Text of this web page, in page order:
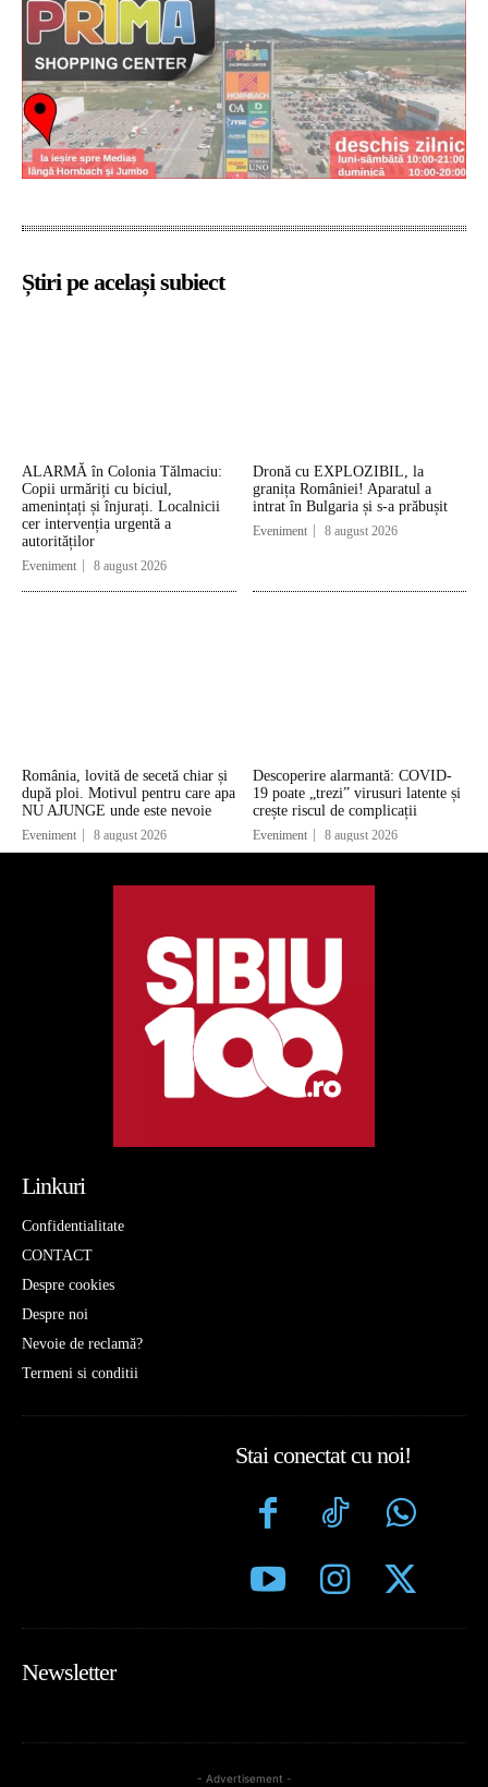
Știri pe același subiect
ALARMĂ în Colonia Tălmaciu:
Copii urmăriți cu biciul,
amenințați și înjurați. Localnicii
cer intervenția urgentă a
autorităților
Eveniment 8 august 2026
Dronă cu EXPLOZIBIL, la
granița României! Aparatul a
intrat în Bulgaria și s-a prăbușit
Eveniment 8 august 2026
România, lovită de secetă chiar și
după ploi. Motivul pentru care apa
NU AJUNGE unde este nevoie
Eveniment 8 august 2026
Descoperire alarmantă: COVID-
19 poate „trezi” virusuri latente și
crește riscul de complicații
Eveniment 8 august 2026
Linkuri
Confidentialitate
CONTACT
Despre cookies
Despre noi
Nevoie de reclamă?
Termeni si conditii
Stai conectat cu noi!
Newsletter
- Advertisement -